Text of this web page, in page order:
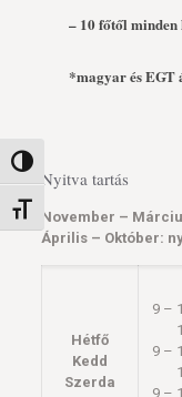
Nagy kontraszt váltása
Betűméret váltása
– 10 főtől
*magyar és
Nyitva tartás
November –
Április – Október:
Hétfő
Kedd
Szerda
9 –
9 –
9 –